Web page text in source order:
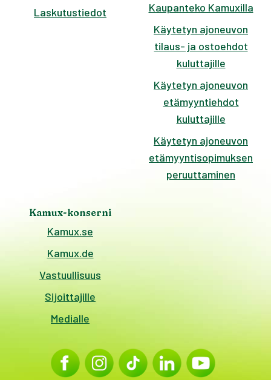
Laskutustiedot
Kaupanteko Kamuxilla
Käytetyn ajoneuvon
tilaus- ja ostoehdot
kuluttajille
Käytetyn ajoneuvon
etämyyntiehdot
kuluttajille
Käytetyn ajoneuvon
etämyyntisopimuksen
peruuttaminen
Kamux-konserni
Kamux.se
Kamux.de
Vastuullisuus
Sijoittajille
Medialle